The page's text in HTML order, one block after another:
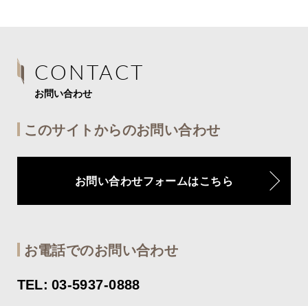
CONTACT
お問い合わせ
このサイトからのお問い合わせ
お問い合わせフォームはこちら
お電話でのお問い合わせ
TEL: 03-5937-0888